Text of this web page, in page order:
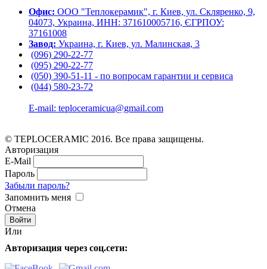
Офис: ООО "Теплокерамик", г. Киев, ул. Скляренко, 9,
04073, Украина, ИНН: 371610005716, ЄГРПОУ:
37161008
Завод: Украина, г. Киев, ул. Малинская, 3
(096) 290-22-77
(095) 290-22-77
(050) 390-51-11 - по вопросам гарантии и cервиса
(044) 580-23-72
E-mail: teploceramicua@gmail.com
© TEPLOCERAMIC 2016. Все права защищены.
Авторизация
E-Mail
Пароль
Забыли пароль?
Запомнить меня
Отмена
Или
Авторизация через соц.сети: